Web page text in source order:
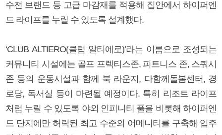
수전 브랜드 등 고급 마감재를 적용해 집안에서 하이퍼엔
드 라이프를 누릴 수 있도록 설계했다.
‘CLUB ALTIERO(클럽 알티에로)’라는 이름으로 조성되는
커뮤니티 시설에는 골프 프렉티스존, 피트니스 존, 스쿼시
존 등의 운동시설과 함께 북 라운지, 다함께돌봄센터, 경
로당, 독서실 등이 마련될 예정이다. 특히 리조트 라이프
처럼 누릴 수 있도록 야외 인피니티 풀을 비롯해 하이퍼엔
드 단지에만 허락된 최고 수준의 어메니티를 구축해 입주